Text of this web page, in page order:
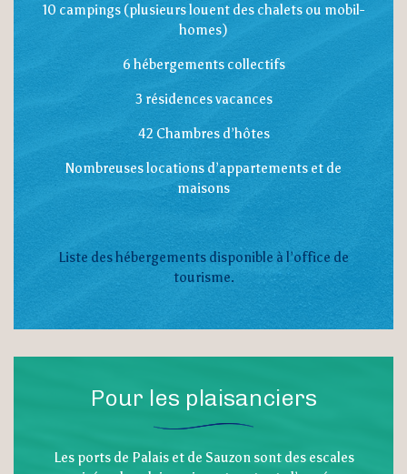
10 campings (plusieurs louent des chalets ou mobil-
homes)
6 hébergements collectifs
3 résidences vacances
42 Chambres d’hôtes
Nombreuses locations d’appartements et de
maisons
Liste des hébergements disponible à l’office de
tourisme.
Pour les plaisanciers
Les ports de Palais et de Sauzon sont des escales